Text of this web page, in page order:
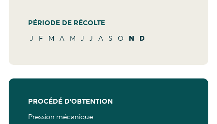
PÉRIODE DE RÉCOLTE
J F M A M J J A S O N D
PROCÉDÉ D'OBTENTION
Pression mécanique